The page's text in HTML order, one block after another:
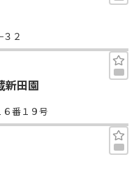
２
新田園
番１９号